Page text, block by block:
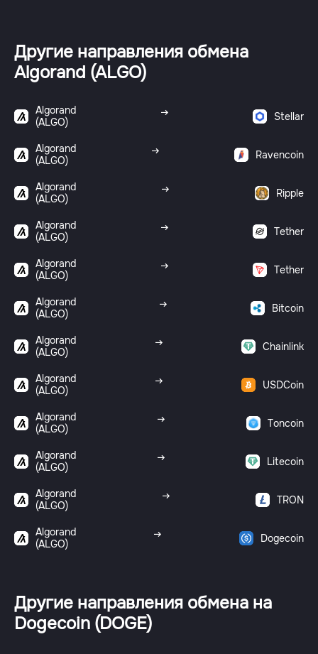
Другие направления обмена
Algorand (ALGO)
Algorand
(ALGO)
Stellar
Algorand
(ALGO)
Ravencoin
Algorand
(ALGO)
Ripple
Algorand
(ALGO)
Tether
Algorand
(ALGO)
Tether
Algorand
(ALGO)
Bitcoin
Algorand
(ALGO)
Chainlink
Algorand
(ALGO)
USDCoin
Algorand
(ALGO)
Toncoin
Algorand
(ALGO)
Litecoin
Algorand
(ALGO)
TRON
Algorand
(ALGO)
Dogecoin
Другие направления обмена на
Dogecoin (DOGE)